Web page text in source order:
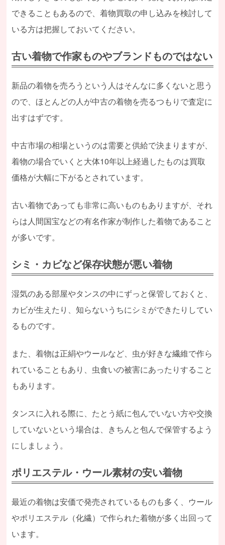
できることもあるので、着物買取の申し込みを検討して
いる方は把握しておいてください。
古い着物で作家ものやブランドものではない
新品の着物を売ろうという人はそんなに多くないと思う
ので、ほとんどの人が中古の着物を売るつもりで査定に
出すはずです。
中古市場の相場というのは需要と供給で決まりますが、
着物の場合でいくと大体10年以上経過したものは買取
価格が大幅に下がるとされています。
古い着物であっても非常に高いものもありますが、それ
らは人間国宝などの有名作家が制作した着物であること
が多いです。
シミ・カビなど保存状態が悪い着物
湿気のある部屋やタンスの中にずっと保管しておくと、
カビが生えたり、知らないうちにシミができたりしてい
るものです。
また、着物は正絹やウールなど、虫が好きな繊維で作ら
れていることもあり、虫食いの被害にあったりすること
もあります。
タンスに入れる際に、たとう紙に包んでいない方や交換
していないという場合は、きちんと包んで保管するよう
にしましょう。
ポリエステル・ウール素材の安い着物
最近の着物は安価で発売されているものも多く、ウール
やポリエステル（化繊）で作られた着物が多く出回って
います。